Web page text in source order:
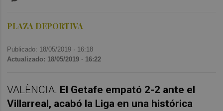
PLAZA DEPORTIVA
Publicado: 18/05/2019 · 16:18
Actualizado: 18/05/2019 · 16:22
VALÈNCIA. El Getafe empató 2-2 ante el
Villarreal, acabó la Liga en una histórica